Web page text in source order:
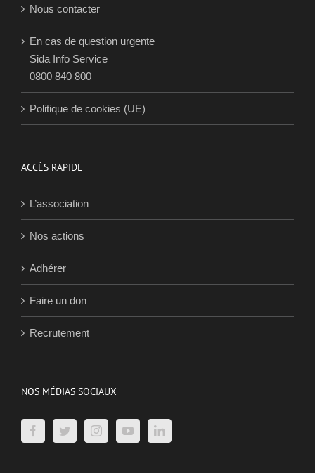
Sida Info Service
0800 840 800
Politique de cookies (UE)
ACCÈS RAPIDE
Adhérer
Faire un don
Recrutement
NOS MÉDIAS SOCIAUX
Inscription à notre newsletter